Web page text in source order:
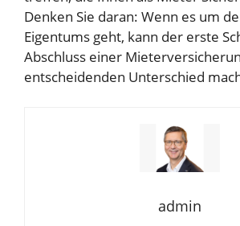
Denken Sie daran: Wenn es um
Eigentums geht, kann der erste
Abschluss einer
entscheidenden Unterschied
admin